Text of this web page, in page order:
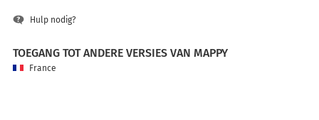
Hulp nodig?
TOEGANG TOT ANDERE VERSIES VAN MAPPY
France